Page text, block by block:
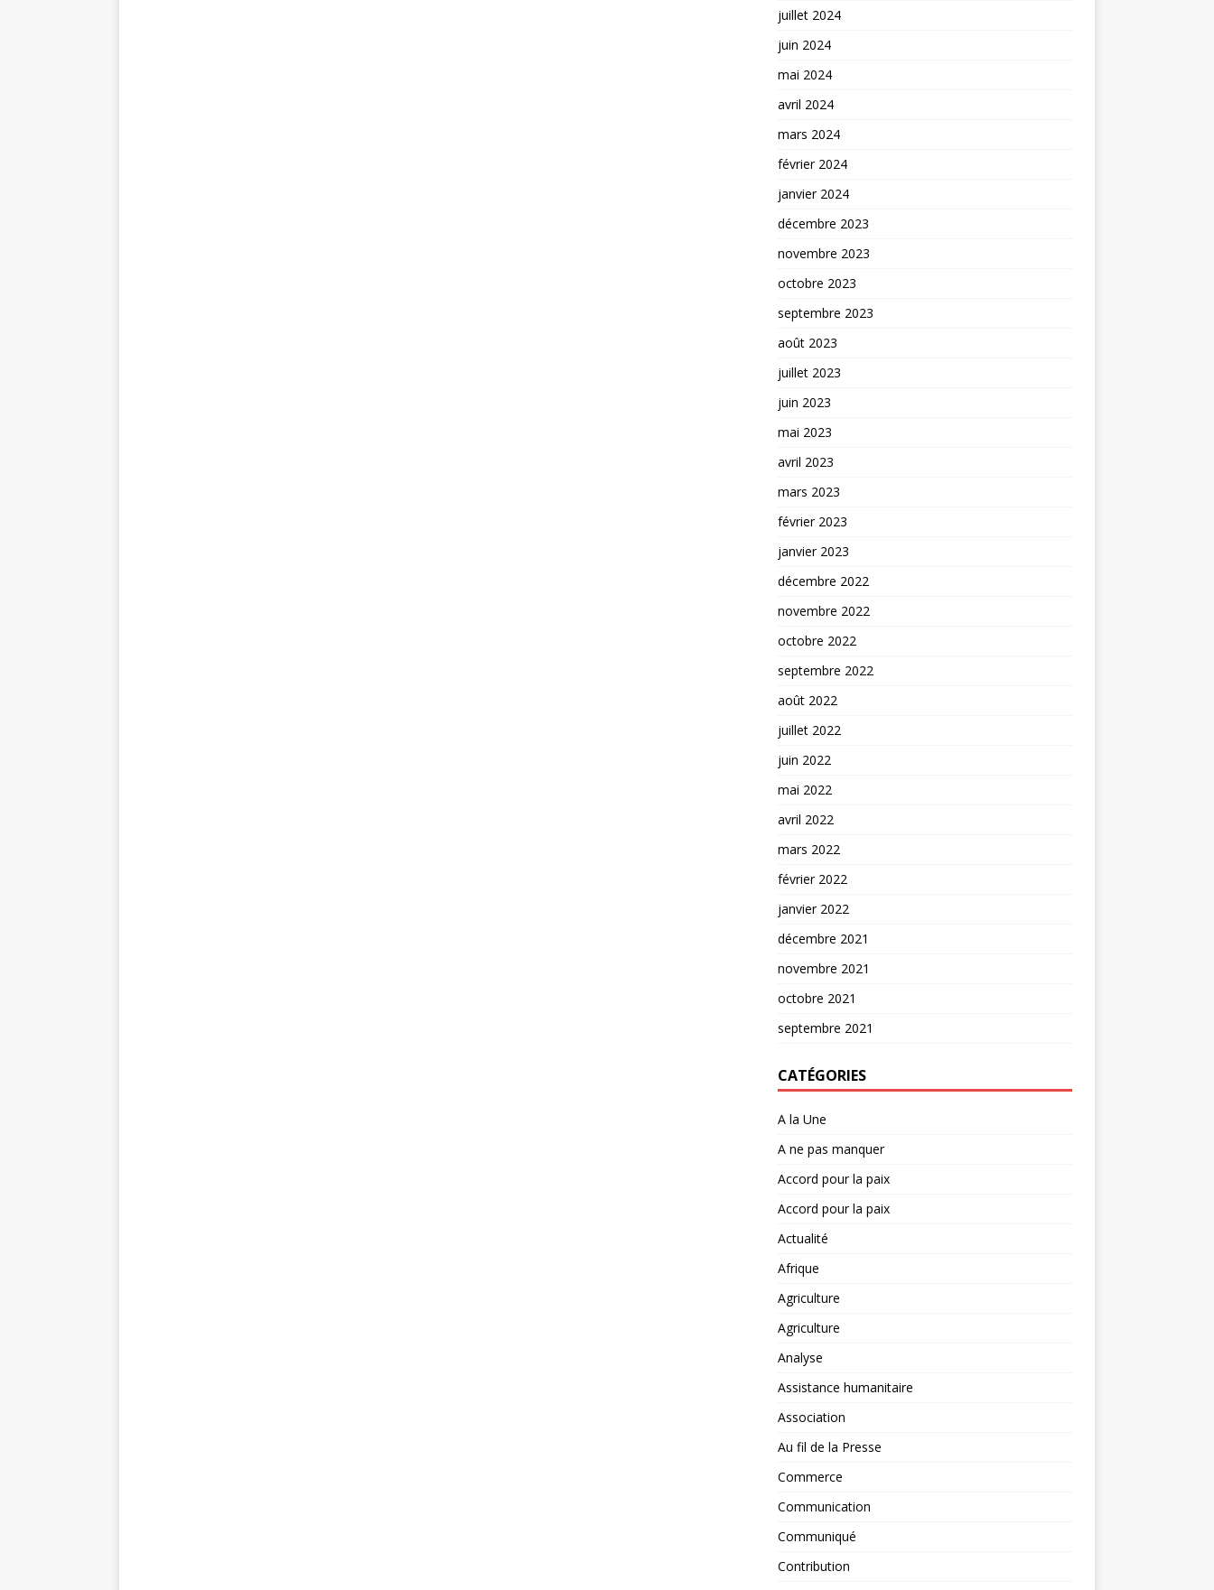
juillet 2024
juin 2024
mai 2024
avril 2024
mars 2024
février 2024
janvier 2024
décembre 2023
novembre 2023
octobre 2023
septembre 2023
août 2023
juillet 2023
juin 2023
mai 2023
avril 2023
mars 2023
février 2023
janvier 2023
décembre 2022
novembre 2022
octobre 2022
septembre 2022
août 2022
juillet 2022
juin 2022
mai 2022
avril 2022
mars 2022
février 2022
janvier 2022
décembre 2021
novembre 2021
octobre 2021
septembre 2021
CATÉGORIES
A la Une
A ne pas manquer
Accord pour la paix
Accord pour la paix
Actualité
Afrique
Agriculture
Agriculture
Analyse
Assistance humanitaire
Association
Au fil de la Presse
Commerce
Communication
Communiqué
Contribution